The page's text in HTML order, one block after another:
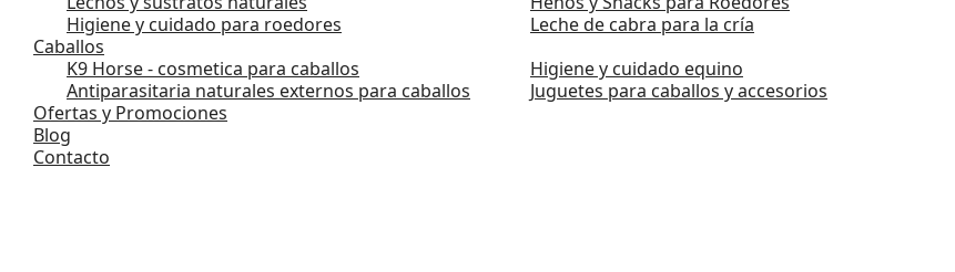
Higiene y cuidado para roedores
Leche de cabra para la cría
Caballos
K9 Horse - cosmetica para caballos
Higiene y cuidado equino
Antiparasitaria naturales externos para caballos
Juguetes para caballos y accesorios
Ofertas y Promociones
Blog
Contacto